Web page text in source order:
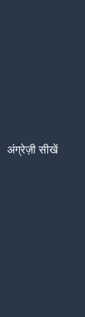
अंग्रेज़ी सीखें